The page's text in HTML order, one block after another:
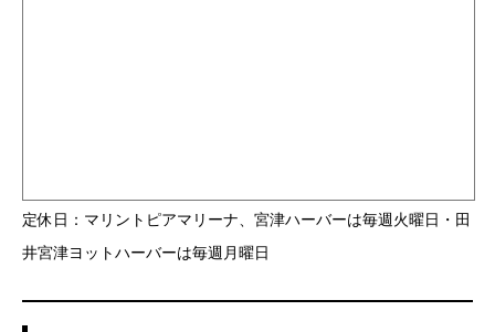
定休日：マリントピアマリーナ、宮津ハーバーは毎週火曜日・田
井宮津ヨットハーバーは毎週月曜日